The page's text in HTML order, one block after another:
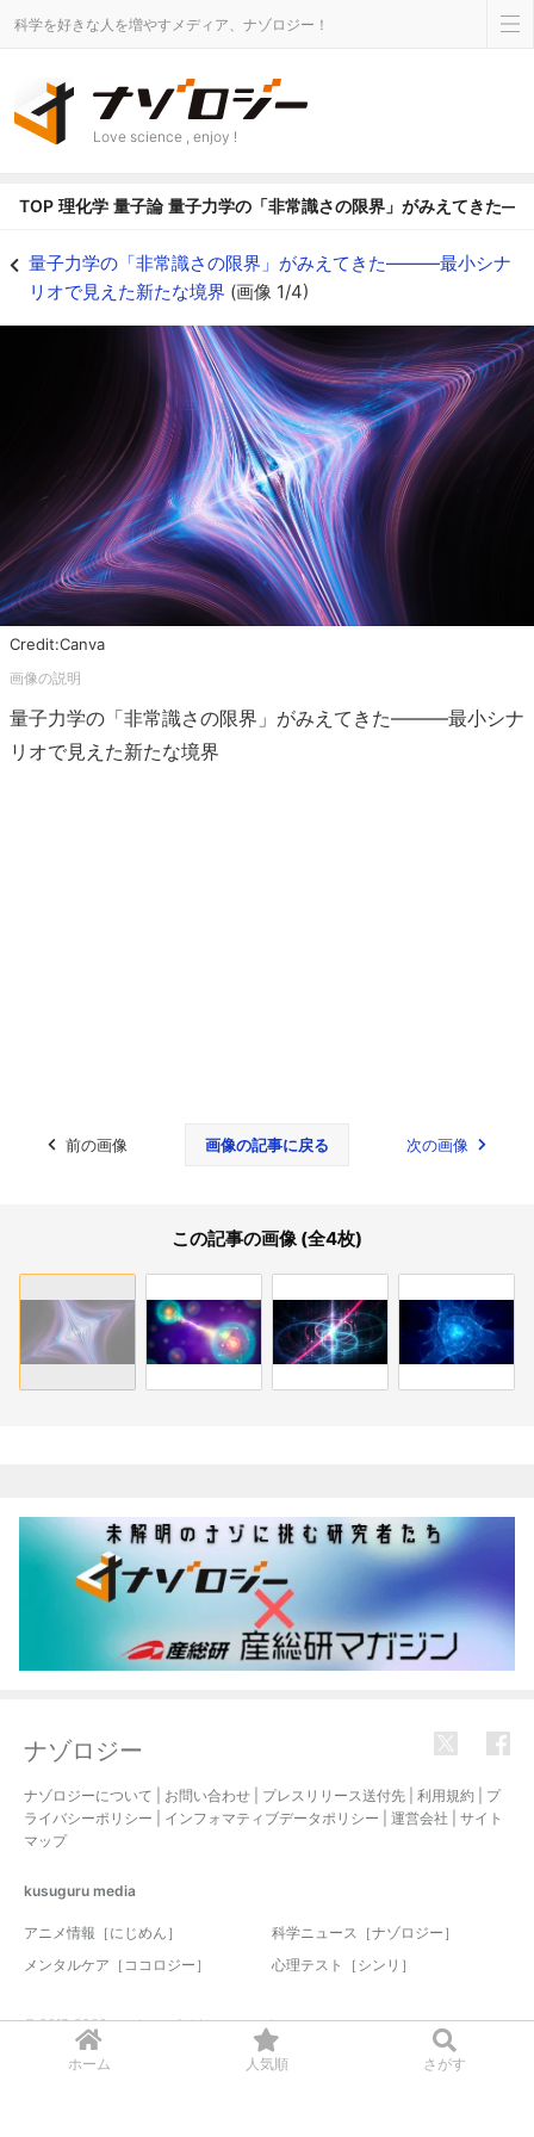
ホーム 人気順 さがす
科学を好きな人を増やすメディア、ナゾロジー！
Love science , enjoy !
TOP 理化学 量子論 量子力学の「非常識さの限界」がみえてきた
量子力学の「非常識さの限界」がみえてきた―――最小シナ
リオで見えた新たな境界 (画像 1/4)
Credit:Canva
量子力学の「非常識さの限界」がみえてきた―――最小シナ
リオで見えた新たな境界
前の画像 画像の記事に戻る 次の画像
この記事の画像 (全4枚)
ナゾロジー
ナゾロジーについて お問い合わせ プレスリリース送付先 利用規約
プ
ライバシーポリシー
インフォマティブデータポリシー 運営会社
サイト
マップ
kusuguru media
アニメ情報［にじめん］
科学ニュース［ナゾロジー］
メンタルケア［ココロジー］
心理テスト［シンリ］
© 2017-2026 nazology. all rights reserved.